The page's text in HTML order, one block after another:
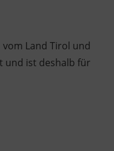
Land Tirol und
und ist deshalb für